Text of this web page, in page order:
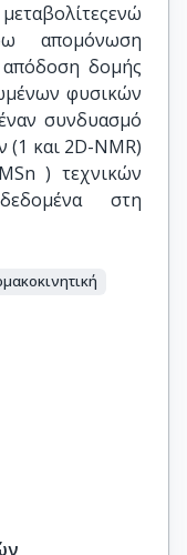
απομόνωση
απόδοση δομής
φυσικών
συνδυασμό
και 2D-NMR)
) τεχνικών
στη